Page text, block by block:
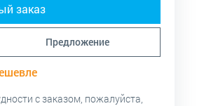
заказ
Предложение
с заказом, пожалуйста,